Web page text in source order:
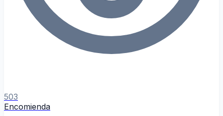
503
Encomienda